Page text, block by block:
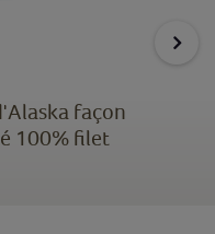
façon
100% filet